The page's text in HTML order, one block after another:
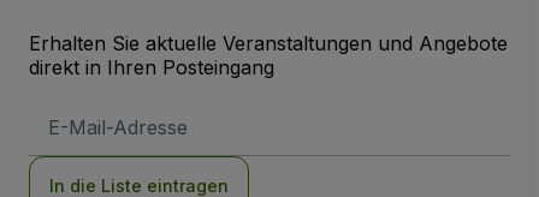
Erhalten Sie aktuelle Veranstaltungen und Angebote
direkt in Ihren Posteingang
Mail-
In die Liste eintragen